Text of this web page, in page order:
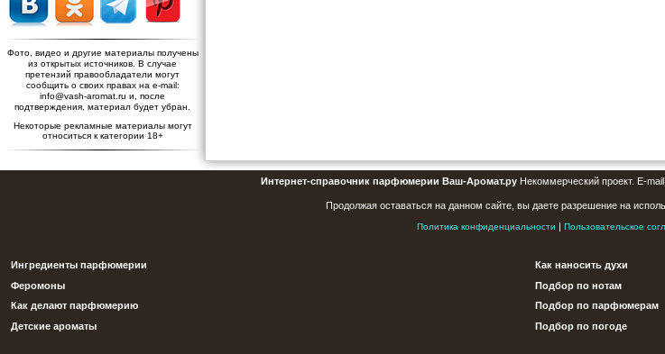
Фото, видео и другие материалы получены
из открытых источников. В случае
претензий правообладатели могут
сообщить о своих правах на e-mail:
info@vash-aromat.ru и, после
подтверждения, материал будет убран.
Некоторые рекламные материалы могут
относиться к категории 18+
Интернет-справочник парфюмерии Ваш-Аромат.руНекоммерческий проект. E-
Продолжая оставаться на данном сайте, вы даете разрешение на
Политика конфиденциальности | Пользовательское
Ингредиенты парфюмерии
Феромоны
Как делают парфюмерию
Детские ароматы
Как наносить духи
Подбор по нотам
Подбор по парфюмерам
Подбор по погоде